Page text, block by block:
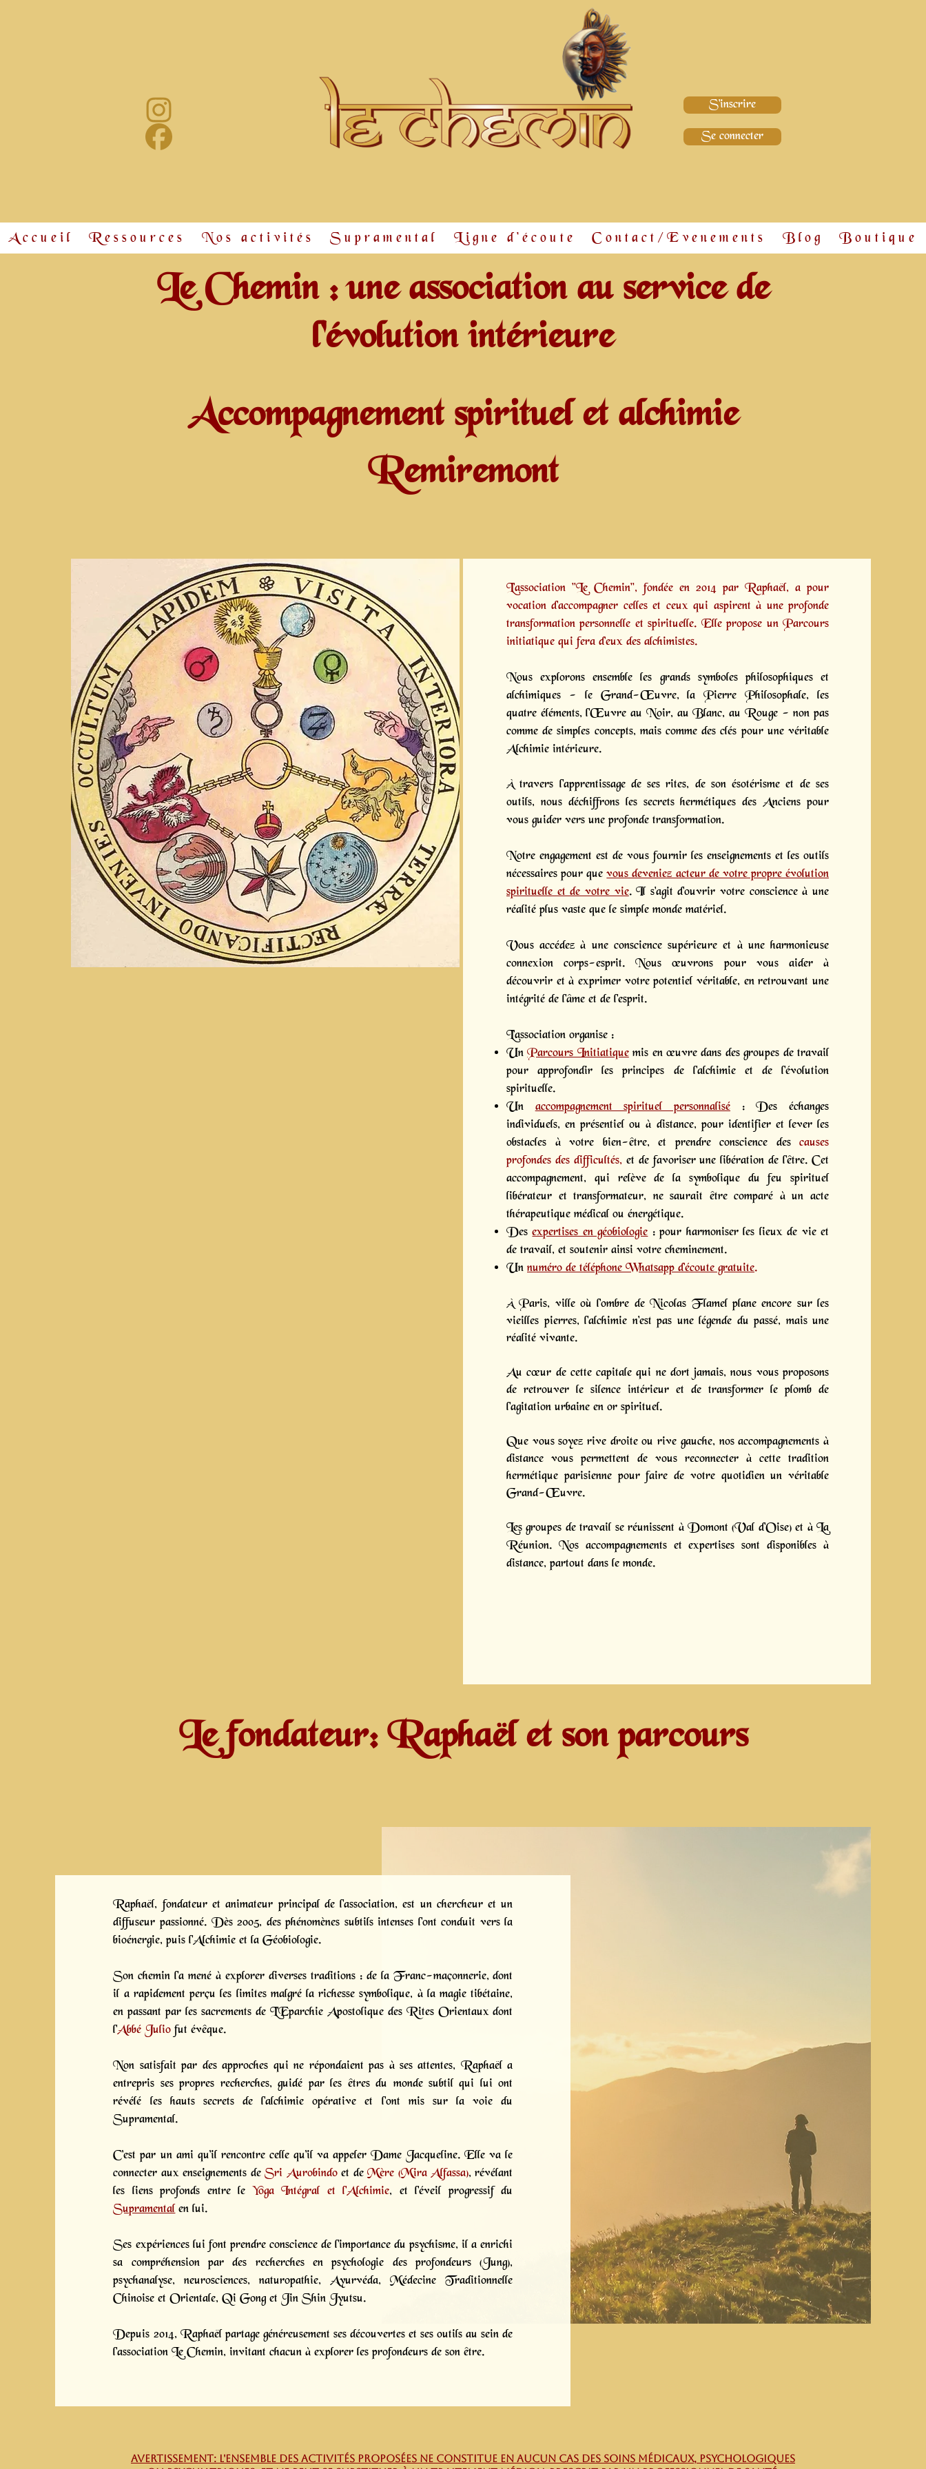
S'inscrire
Se connecter
Accueil Ressources Nos activités Supramental Ligne d'écoute Contact/Evenements Blog Boutique
Le Chemin : une association au service de
l'évolution intérieure
Accompagnement spirituel et alchimie
Remiremont
L'association "Le Chemin", fondée en 2014 par Raphaël, a pour
vocation d'accompagner celles et ceux qui aspirent à une profonde
transformation personnelle et spirituelle. Elle propose unParcours
initiatique qui fera d’eux des alchimistes.
Nous explorons ensemble les grands symboles philosophiques et
alchimiques - le Grand-Œuvre, la Pierre Philosophale, les
quatre éléments, l'Œuvre au Noir, au Blanc, au Rouge - non pas
comme de simples concepts, mais comme des clés pour une véritable
Alchimie intérieure.
À travers l'apprentissage de ses rites, de son ésotérisme et de ses
outils, nous déchiffrons les secrets hermétiques des Anciens pour
vous guider vers une profonde transformation.
Notre engagement est de vous fournir les enseignements et les outils
nécessaires pour quevous deveniez acteur de votre propre évolution
spirituelle et de votre vie.Il s'agit d'ouvrir votre conscience à une
réalité plus vaste que le simple monde matériel.
Vous accédez à une conscience supérieure et à une harmonieuse
connexion corps-esprit. Nous œuvrons pour vous aider à
découvrir et à exprimer votre potentiel véritable, en retrouvant une
intégrité de l'âme et de l'esprit.
L’association organise :
UnParcours Initiatique mis en œuvre dans des groupes de travail
pour approfondir les principes de l'alchimie et de l'évolution
spirituelle.
Unaccompagnement spirituel personnalisé
: Des échanges
individuels, en présentiel ou à distance, pour identifier et lever les
obstacles à votre bien-être, et prendre conscience des causes
profondes des difficultés, et de favoriser une libération de l'être. Cet
accompagnement, qui relève de la symbolique du feu spirituel
libérateur et transformateur, ne saurait être comparé à un acte
thérapeutique médical ou énergétique.
Desexpertises en géobiologie: pour harmoniser les lieux de vie et
de travail, et soutenir ainsi votre cheminement.
Un numéro de téléphone Whatsapp d’écoute gratuite.
À Paris, ville où l’ombre de Nicolas Flamel plane encore sur les
vieilles pierres, l'alchimie n'est pas une légende du passé, mais une
réalité vivante.
Au cœur de cette capitale qui ne dort jamais, nous vous proposons
de retrouver le silence intérieur et de transformer le plomb de
l'agitation urbaine en or spirituel.
Que vous soyez rive droite ou rive gauche, nos accompagnements à
distance vous permettent de vous reconnecter à cette tradition
hermétique parisienne pour faire de votre quotidien un véritable
Grand-Œuvre.
Les groupes de travail se réunissent à Domont (Val d'Oise) et à La
Réunion. Nos accompagnements et expertises sont disponibles à
distance, partout dans le monde.
Le fondateur: Raphaël et son parcours
Raphaël, fondateur et animateur principal de l'association, est un chercheur et un
diffuseur passionné. Dès 2005, des phénomènes subtils intenses l'ont conduit vers la
bioénergie, puis l'Alchimie et la Géobiologie.
Son chemin l'a mené à explorer diverses traditions : de la Franc-maçonnerie, dont
il a rapidement perçu les limites malgré la richesse symbolique, à la magie tibétaine,
en passant par les sacrements de L'Eparchie Apostolique des Rites Orientaux dont
l'Abbé Julio fut évêque.
Non satisfait par des approches qui ne répondaient pas à ses attentes, Raphaël a
entrepris ses propres recherches, guidé par les êtres du monde subtil qui lui ont
révélé les hauts secrets de l'alchimie opérative et l'ont mis sur la voie du
Supramental.
C’est par un ami qu’il rencontre celle qu’il va appeler Dame Jacqueline. Elle va le
connecter aux enseignements deSri Aurobindoet de Mère (Mira Alfassa), révélant
les liens profonds entre le Yoga Intégral et l'Alchimie, et l'éveil progressif du
Supramental en lui.
Ses expériences lui font prendre conscience de l'importance du psychisme, il a enrichi
sa compréhension par des recherches en psychologie des profondeurs (Jung),
psychanalyse, neurosciences, naturopathie, Ayurvéda, Médecine Traditionnelle
Chinoise et Orientale, Qi Gong et Jin Shin Jyutsu.
Depuis 2014, Raphaël partage généreusement ses découvertes et ses outils au sein de
l'association Le Chemin, invitant chacun à explorer les profondeurs de son être.
AVERTISSEMENT: L'ensemble des ACTIVITÉS proposées ne constitue en aucun cas des soins médicaux, PSYCHOLOGIQUES